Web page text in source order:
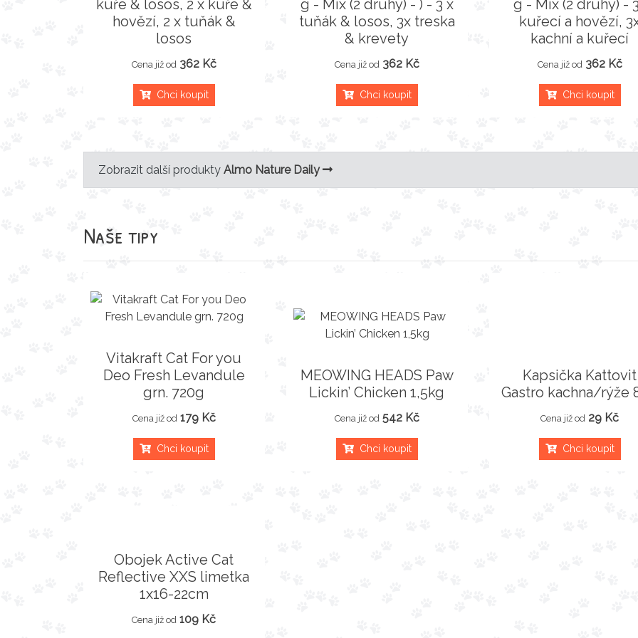
kuře & losos, 2 x kuře &
hovězí, 2 x tuňák &
losos
Cena již od 362 Kč
Chci koupit
g - Mix (2 druhy) - ) - 3 x
tuňák & losos, 3x treska
& krevety
Cena již od 362 Kč
Chci koupit
g - Mix (2 druhy) -
kuřecí a hovězí,
kachní a kuřecí
Cena již od 362 Kč
Chci koupit
Zobrazit další produkty Almo Nature Daily
Naše tipy
Vitakraft Cat For you
Deo Fresh Levandule
grn. 720g
Cena již od 179 Kč
Chci koupit
MEOWING HEADS Paw
Lickin’ Chicken 1,5kg
Cena již od 542 Kč
Chci koupit
Kapsička Kattovit
Gastro kachna/rýže
Cena již od 29 Kč
Chci koupit
Obojek Active Cat
Reflective XXS limetka
1x16-22cm
Cena již od 109 Kč